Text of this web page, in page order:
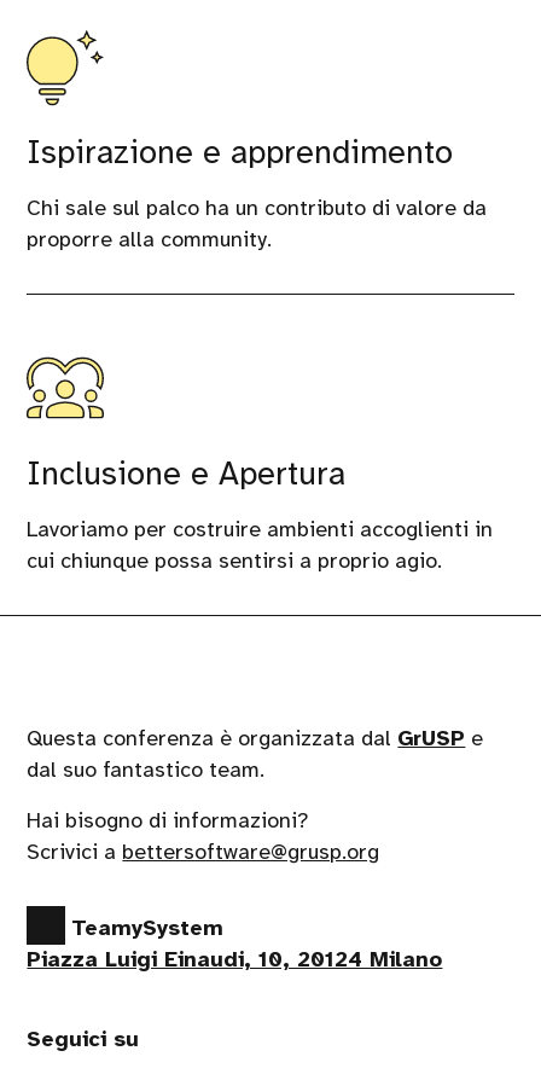
Ispirazione e apprendimento
Chi sale sul palco ha un contributo di valore da
proporre alla community.
Inclusione e Apertura
Lavoriamo per costruire ambienti accoglienti in
cui chiunque possa sentirsi a proprio agio.
Questa conferenza è organizzata dal GrUSP e
dal suo fantastico team.
Hai bisogno di informazioni?
Scrivici a bettersoftware@grusp.org
TeamySystem
Piazza Luigi Einaudi, 10, 20124 Milano
Seguici su